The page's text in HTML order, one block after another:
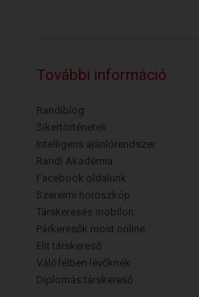
További információ
Randiblog
Sikertörténetek
Intelligens ajánlórendszer
Randi Akadémia
Facebook oldalunk
Szerelmi horoszkóp
Társkeresés mobilon
Párkeresők most online
Elit társkereső
Válófélben lévőknek
Diplomás társkereső